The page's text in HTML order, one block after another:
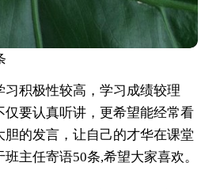
积极性较高，学习成绩较理
要认真听讲，更希望能经常看
的发言，让自己的才华在课堂
主任寄语50条,希望大家喜欢。